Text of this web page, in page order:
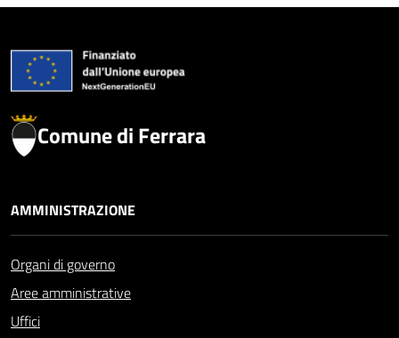
Comune di Ferrara
AMMINISTRAZIONE
Organi di governo
Aree amministrative
Uffici